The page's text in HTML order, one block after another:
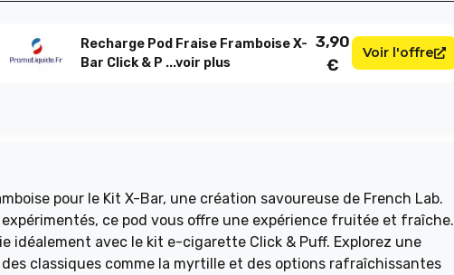
Recharge Pod Fraise Framboise X-
Bar Click & P ...voir plus
3,90
€
Voir l'offre
pour le Kit X-Bar, une création savoureuse de French Lab.
ce pod vous offre une expérience fruitée et fraîche.
idéalement avec le kit e-cigarette Click & Puff. Explorez une
classiques comme la myrtille et des options rafraîchissantes